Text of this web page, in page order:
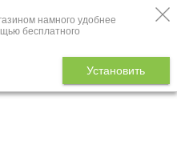
намного удобнее
бесплатного
Установить